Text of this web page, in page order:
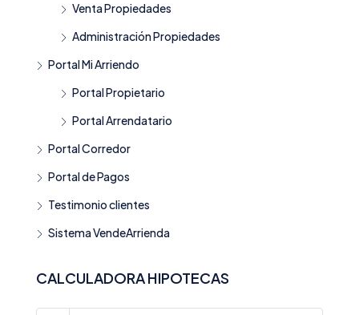
Venta Propiedades
Administración Propiedades
Portal Mi Arriendo
Portal Propietario
Portal Arrendatario
Portal Corredor
Portal de Pagos
Testimonio clientes
Sistema VendeArrienda
CALCULADORA HIPOTECAS